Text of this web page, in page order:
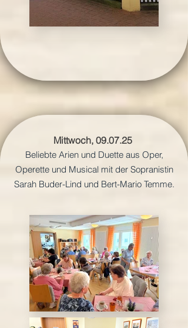
Mittwoch, 09.07.25
Beliebte Arien und Duette aus Oper,
Operette und Musical mit der Sopranistin
Sarah Buder-Lind und Bert-Mario Temme.